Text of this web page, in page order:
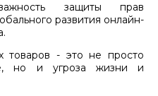
защиты прав
развития онлайн-
товаров - это не просто
но и угроза жизни и